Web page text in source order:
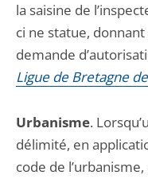
la saisine de
ci ne statue,
demande
Ligue de Bretagne
Urbanisme.
délimité, en
code de